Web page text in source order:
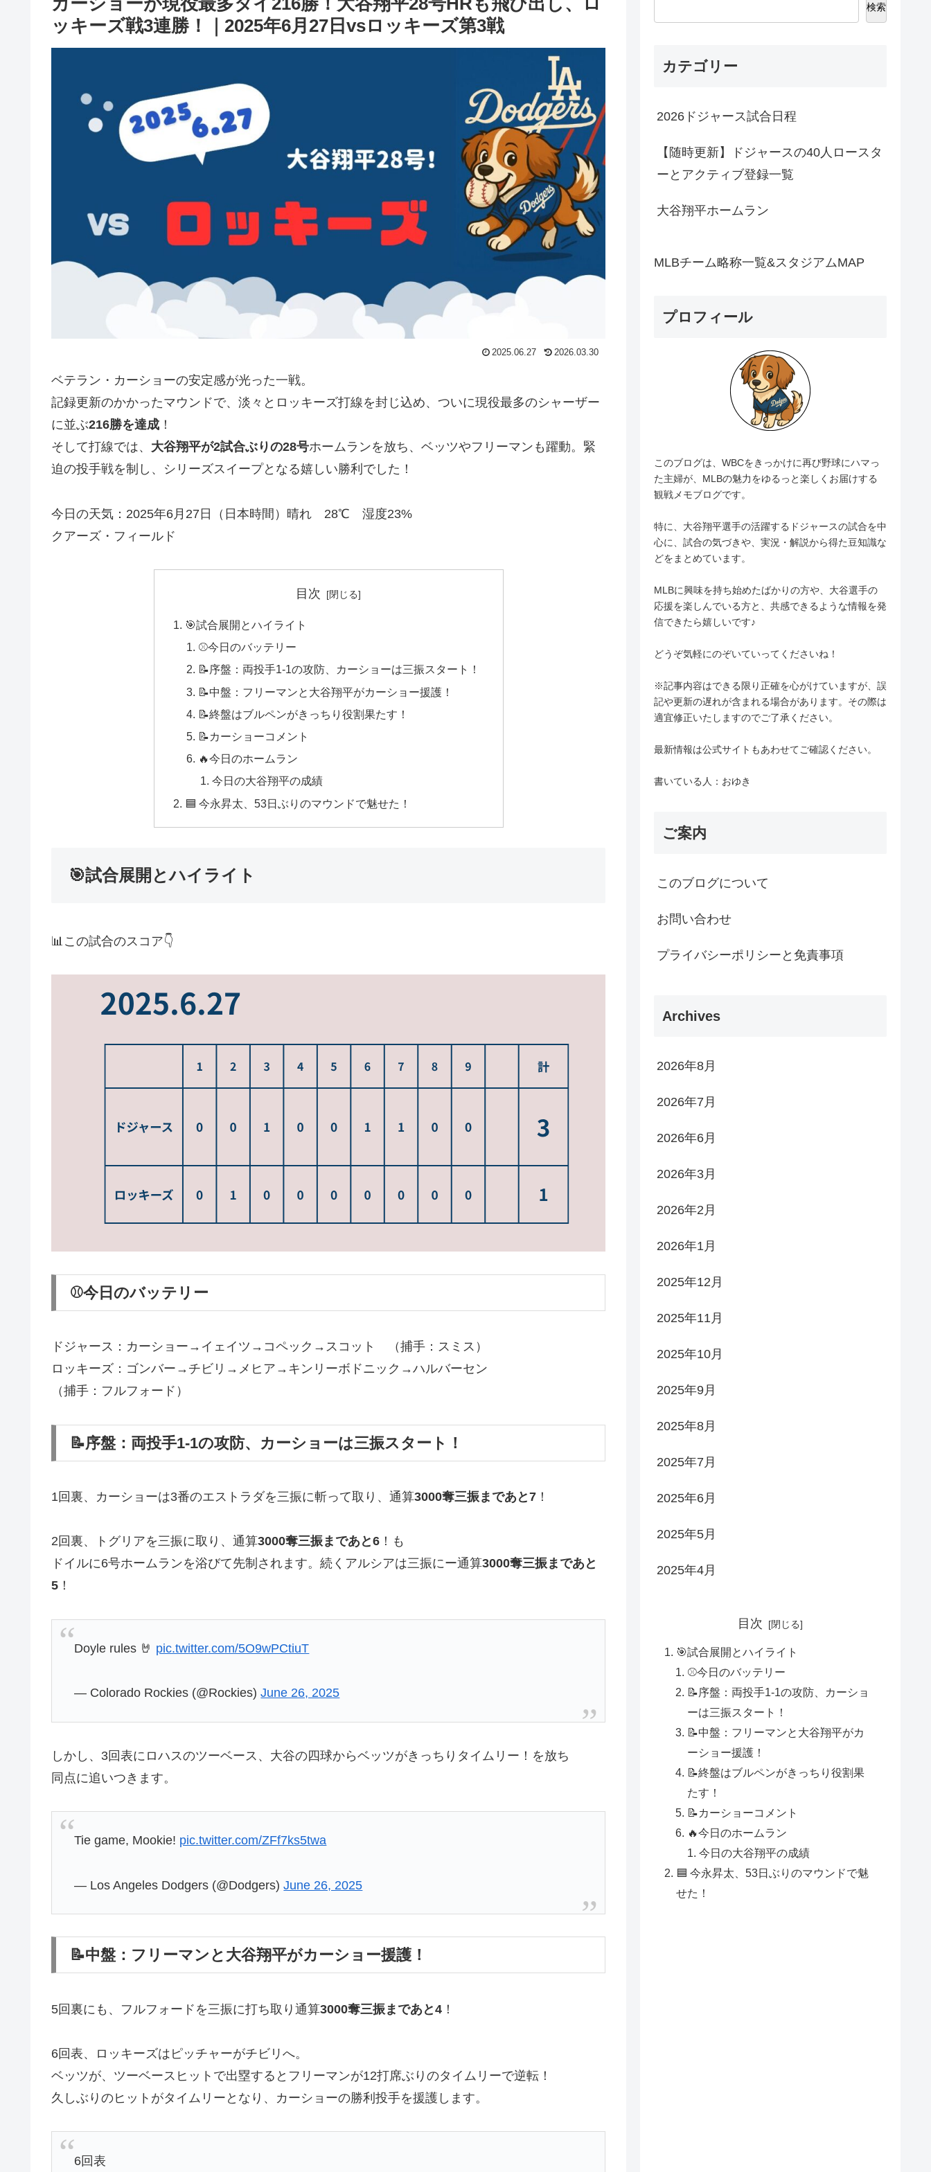
ッキーズ戦3連勝！｜2025年6月27日vsロッキーズ第3戦
2025.06.27 2026.03.30
ベテラン・カーショーの安定感が光った一戦。
記録更新のかかったマウンドで、淡々とロッキーズ打線を封じ込め、ついに現役最多のシャーザー
に並ぶ216勝を達成 ！
そして打線では、 大谷翔平が2試合ぶりの28号ホームランを放ち、ベッツやフリーマンも躍動。緊
迫の投手戦を制し、シリーズスイープとなる嬉しい勝利でした！
今日の天気：2025年6月27日（日本時間）晴れ 28℃ 湿度23%
クアーズ・フィールド
目次
🎯試合展開とハイライト
⚾今日のバッテリー
📝序盤：両投手1-1の攻防、カーショーは三振スタート！
📝中盤：フリーマンと大谷翔平がカーショー援護！
📝終盤はブルペンがきっちり役割果たす！
📝カーショーコメント
🔥今日のホームラン
今日の大谷翔平の成績
🟦 今永昇太、53日ぶりのマウンドで魅せた！
🎯試合展開とハイライト
📊この試合のスコア👇
⚾今日のバッテリー
ドジャース：カーショー→イェイツ→コペック→スコット （捕手：スミス）
ロッキーズ：ゴンバー→チビリ→メヒア→キンリーボドニック→ハルバーセン
（捕手：フルフォード）
📝序盤：両投手1-1の攻防、カーショーは三振スタート！
1回裏、カーショーは3番のエストラダを三振に斬って取り、通算3000奪三振まであと7 ！
2回裏、トグリアを三振に取り、通算3000奪三振まであと6 ！も
ドイルに6号ホームランを浴びて先制されます。続くアルシアは三振にー通算3000奪三振まであと
5 ！
Doyle rules 🤘 pic.twitter.com/5O9wPCtiuT
— Colorado Rockies (@Rockies)June 26, 2025
しかし、3回表にロハスのツーベース、大谷の四球からベッツがきっちりタイムリー！を放ち
同点に追いつきます。
Tie game, Mookie! pic.twitter.com/ZFf7ks5twa
— Los Angeles Dodgers (@Dodgers)June 26, 2025
📝中盤：フリーマンと大谷翔平がカーショー援護！
5回裏にも、フルフォードを三振に打ち取り通算3000奪三振まであと4 ！
6回表、ロッキーズはピッチャーがチビリへ。
ベッツが、ツーベースヒットで出塁するとフリーマンが12打席ぶりのタイムリーで逆転！
久しぶりのヒットがタイムリーとなり、カーショーの勝利投手を援護します。
6回表
検索
カテゴリー
2026ドジャース試合日程
【随時更新】ドジャースの40人ロースタ
ーとアクティブ登録一覧
大谷翔平ホームラン
MLBチーム略称一覧&スタジアムMAP
プロフィール
このブログは、WBCをきっかけに再び野球にハマっ
た主婦が、MLBの魅力をゆるっと楽しくお届けする
観戦メモブログです。
特に、大谷翔平選手の活躍するドジャースの試合を中
心に、試合の気づきや、実況・解説から得た豆知識な
どをまとめています。
MLBに興味を持ち始めたばかりの方や、大谷選手の
応援を楽しんでいる方と、共感できるような情報を発
信できたら嬉しいです♪
どうぞ気軽にのぞいていってくださいね！
※記事内容はできる限り正確を心がけていますが、誤
記や更新の遅れが含まれる場合があります。その際は
適宜修正いたしますのでご了承ください。
最新情報は公式サイトもあわせてご確認ください。
書いている人：おゆき
ご案内
このブログについて
お問い合わせ
プライバシーポリシーと免責事項
Archives
2026年8月
2026年7月
2026年6月
2026年3月
2026年2月
2026年1月
2025年12月
2025年11月
2025年10月
2025年9月
2025年8月
2025年7月
2025年6月
2025年5月
2025年4月
目次
🎯試合展開とハイライト
⚾今日のバッテリー
📝序盤：両投手1-1の攻防、カーショ
ーは三振スタート！
📝中盤：フリーマンと大谷翔平がカ
ーショー援護！
📝終盤はブルペンがきっちり役割果
たす！
📝カーショーコメント
🔥今日のホームラン
今日の大谷翔平の成績
🟦 今永昇太、53日ぶりのマウンドで魅
せた！